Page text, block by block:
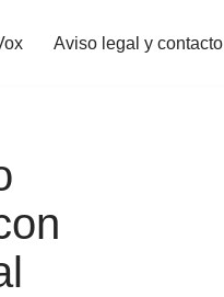
Aviso legal y contacto